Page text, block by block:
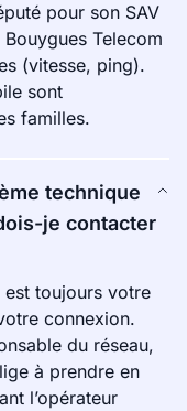
pour son SAV
Telecom
(vitesse, ping).
sont
familles.
technique
je contacter
est toujours votre
connexion.
du réseau,
à prendre en
l’opérateur